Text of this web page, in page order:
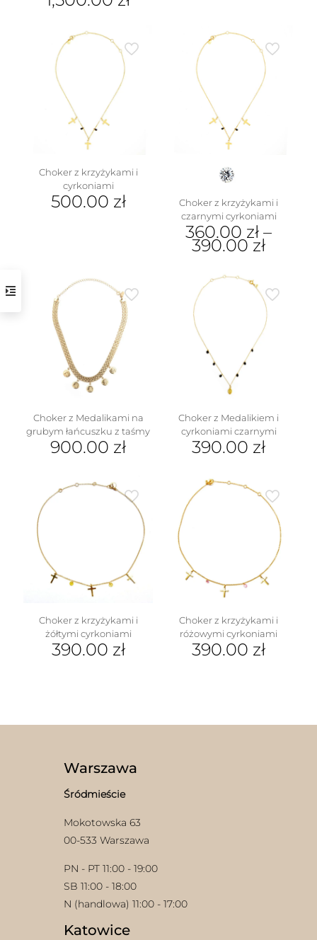
produkt
wariantów.
można
wybrać
na
stronie
produktu
Choker z krzyżykami i
cyrkoniami
500.00 zł
Choker z krzyżykami i
czarnymi cyrkoniami
360.00 zł –
390.00 zł
produkt
wariantów.
można
wybrać
na
stronie
produktu
Choker z Medalikami na
grubym łańcuszku z taśmy
900.00 zł
Choker z Medalikiem i
cyrkoniami czarnymi
390.00 zł
Choker z krzyżykami i
żółtymi cyrkoniami
390.00 zł
Choker z krzyżykami i
różowymi cyrkoniami
390.00 zł
Warszawa
Śródmieście
Mokotowska 63
00-533 Warszawa
PN - PT 11:00 - 19:00
SB 11:00 - 18:00
N (handlowa) 11:00 - 17:00
Katowice